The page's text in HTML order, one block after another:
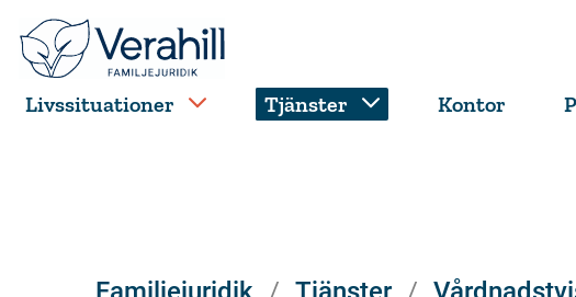
Livssituationer Tjänster Kontor